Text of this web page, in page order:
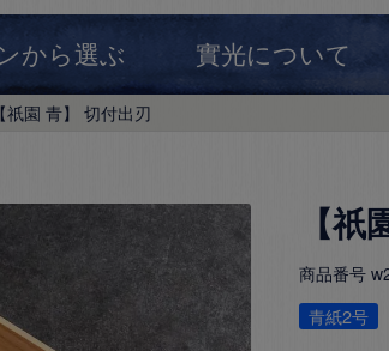
から選ぶ 實光について
【祇園 青】 切付出刃
【祇
商品番号
青紙2号